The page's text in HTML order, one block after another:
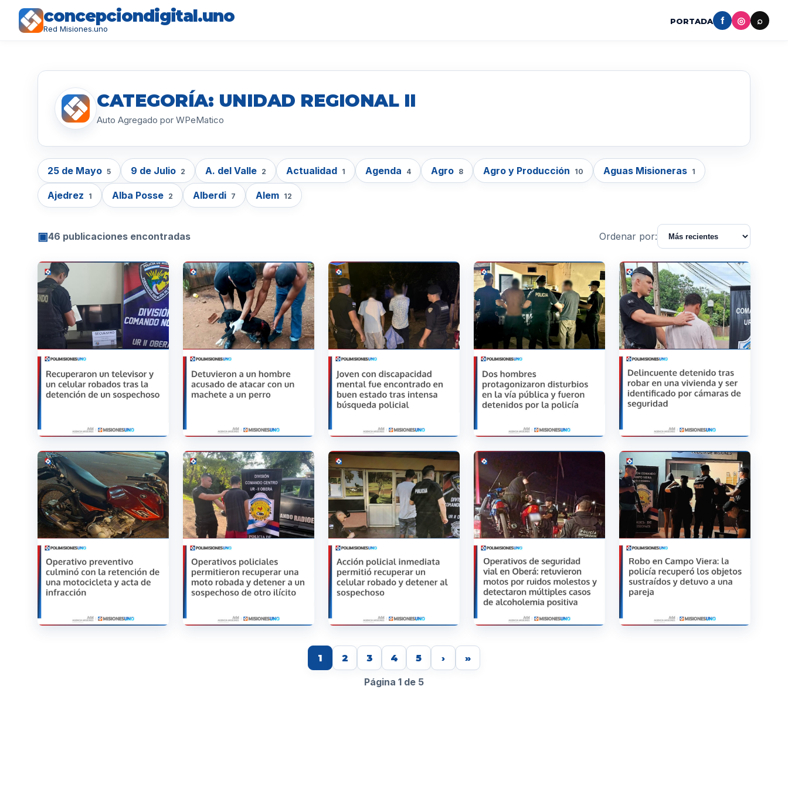
concepciondigital.uno
Red Misiones.uno
PORTADA f ◎ ⌕
CATEGORÍA: UNIDAD REGIONAL II
Auto Agregado por WPeMatico
25 de Mayo 5 9 de Julio 2 A. del Valle 2 Actualidad 1 Agenda 4 Agro 8 Agro y Producción 10 Aguas Misioneras 1
Ajedrez 1 Alba Posse 2 Alberdi 7 Alem 12
▣46 publicaciones encontradas Ordenar por:
1 2 3 4 5 › »
Página 1 de 5